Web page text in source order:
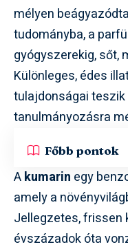
mélyen
tudományba, a
gyógyszerekig, sőt,
Különleges, édes
tulajdonságai
tanulmányozásra
Főbb pontok
Akumarin egy
amely a
Jellegzetes, frissen
évszázadok óta